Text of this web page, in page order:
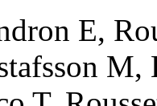
E,
M,